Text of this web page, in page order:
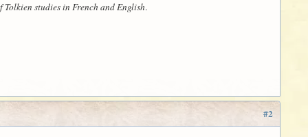
studies in French and English.
#2